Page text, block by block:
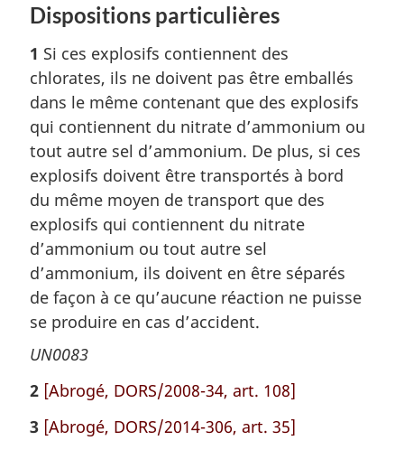
Dispositions particulières
1 Si ces explosifs contiennent des
chlorates, ils ne doivent pas être emballés
dans le même contenant que des explosifs
qui contiennent du nitrate d’ammonium ou
tout autre sel d’ammonium. De plus, si ces
explosifs doivent être transportés à bord
du même moyen de transport que des
explosifs qui contiennent du nitrate
d’ammonium ou tout autre sel
d’ammonium, ils doivent en être séparés
de façon à ce qu’aucune réaction ne puisse
se produire en cas d’accident.
UN0083
2 [Abrogé, DORS/2008-34, art. 108]
3 [Abrogé, DORS/2014-306, art. 35]